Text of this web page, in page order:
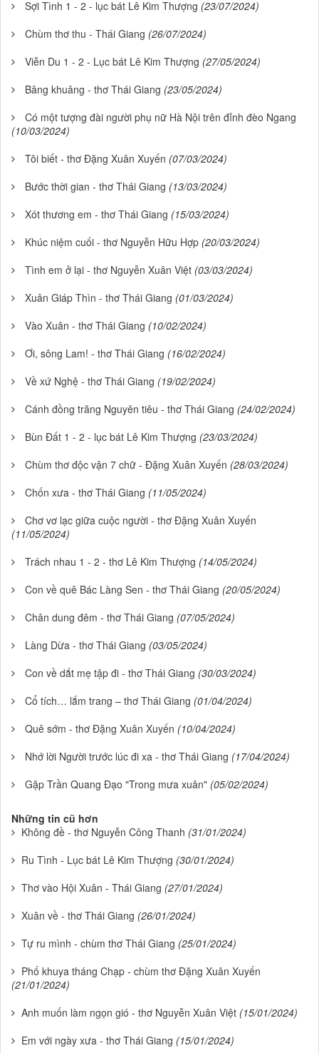
Sợi Tình 1 - 2 - lục bát Lê Kim Thượng (23/07/2024)
Chùm thơ thu - Thái Giang (26/07/2024)
Viễn Du 1 - 2 - Lục bát Lê Kim Thượng (27/05/2024)
Bâng khuâng - thơ Thái Giang (23/05/2024)
Có một tượng đài người phụ nữ Hà Nội trên đỉnh đèo Ngang
(10/03/2024)
Tôi biết - thơ Đặng Xuân Xuyến (07/03/2024)
Bước thời gian - thơ Thái Giang (13/03/2024)
Xót thương em - thơ Thái Giang (15/03/2024)
Khúc niệm cuối - thơ Nguyễn Hữu Hợp (20/03/2024)
Tình em ở lại - thơ Nguyễn Xuân Việt (03/03/2024)
Xuân Giáp Thìn - thơ Thái Giang (01/03/2024)
Vào Xuân - thơ Thái Giang (10/02/2024)
Ơi, sông Lam! - thơ Thái Giang (16/02/2024)
Về xứ Nghệ - thơ Thái Giang (19/02/2024)
Cánh đồng trăng Nguyên tiêu - thơ Thái Giang (24/02/2024)
Bùn Đất 1 - 2 - lục bát Lê Kim Thượng (23/03/2024)
Chùm thơ độc vận 7 chữ - Đặng Xuân Xuyến (28/03/2024)
Chốn xưa - thơ Thái Giang (11/05/2024)
Chơ vơ lạc giữa cuộc người - thơ Đặng Xuân Xuyến
(11/05/2024)
Trách nhau 1 - 2 - thơ Lê Kim Thượng (14/05/2024)
Con về quê Bác Làng Sen - thơ Thái Giang (20/05/2024)
Chân dung đêm - thơ Thái Giang (07/05/2024)
Làng Dừa - thơ Thái Giang (03/05/2024)
Con về dắt mẹ tập đi - thơ Thái Giang (30/03/2024)
Cổ tích… lắm trang – thơ Thái Giang (01/04/2024)
Quê sớm - thơ Đặng Xuân Xuyến (10/04/2024)
Nhớ lời Người trước lúc đi xa - thơ Thái Giang (17/04/2024)
Gặp Trần Quang Đạo "Trong mưa xuân" (05/02/2024)
Những tin cũ hơn
Không đề - thơ Nguyễn Công Thanh (31/01/2024)
Ru Tình - Lục bát Lê Kim Thượng (30/01/2024)
Thơ vào Hội Xuân - Thái Giang (27/01/2024)
Xuân về - thơ Thái Giang (26/01/2024)
Tự ru mình - chùm thơ Thái Giang (25/01/2024)
Phố khuya tháng Chạp - chùm thơ Đặng Xuân Xuyến
(21/01/2024)
Anh muốn làm ngọn gió - thơ Nguyễn Xuân Việt (15/01/2024)
Em với ngày xưa - thơ Thái Giang (15/01/2024)